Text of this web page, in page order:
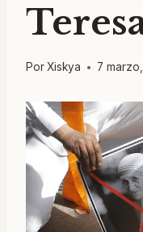
PorXiskya 7